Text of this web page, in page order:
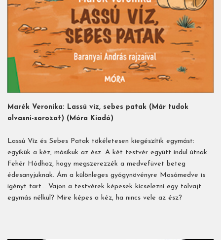
Marék Veronika: Lassú víz, sebes patak (Már tudok
olvasni-sorozat) (Móra Kiadó)
Lassú Víz és Sebes Patak tökéletesen kiegészítik egymást:
egyikük a kéz, másikuk az ész. A két testvér együtt indul útnak
Fehér Hódhoz, hogy megszerezzék a medvefüvet beteg
édesanyjuknak. Ám a különleges gyógynövényre Mosómedve is
igényt tart… Vajon a testvérek képesek kicselezni egy tolvajt
egymás nélkül? Mire képes a kéz, ha nincs vele az ész?